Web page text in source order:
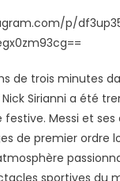
p/
de trois minutes
Sirianni a été
Messi et
de premier ordre
sportives du